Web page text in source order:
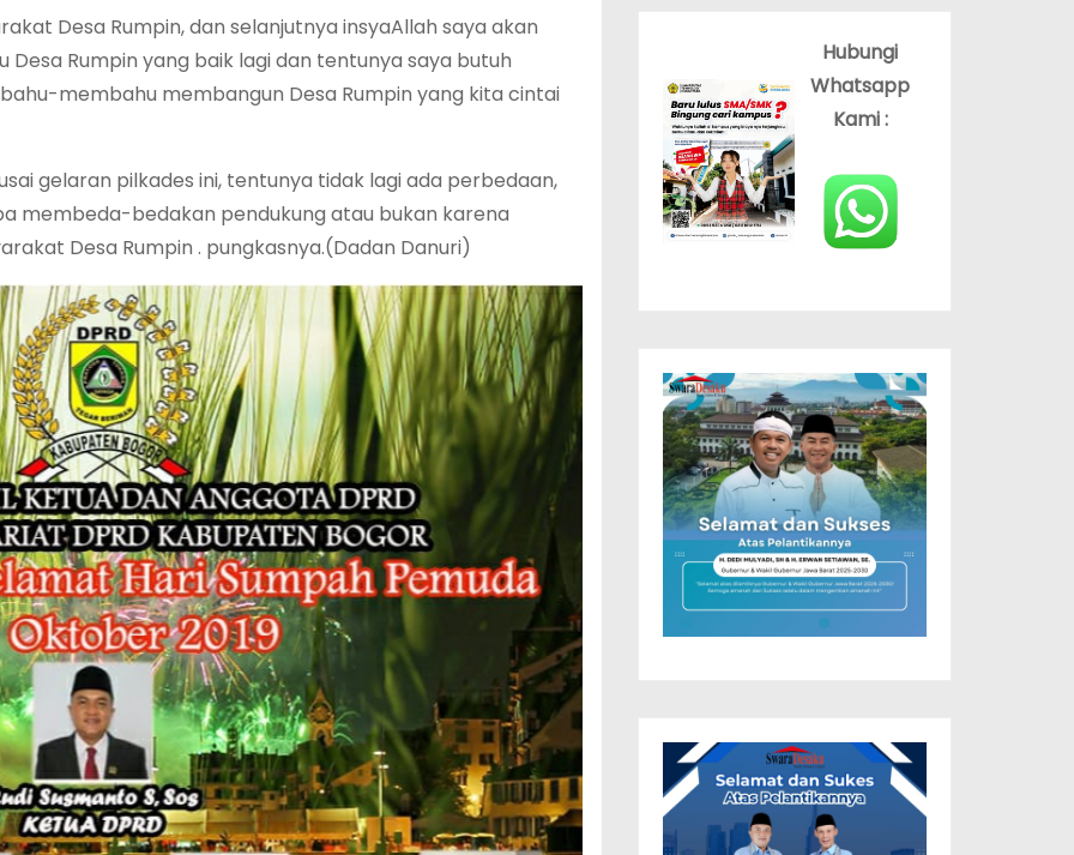
Desa Rumpin, dan selanjutnya insyaAllah saya akan
Rumpin yang baik lagi dan tentunya saya butuh
membahu membangun Desa Rumpin yang kita cintai
gelaran pilkades ini, tentunya tidak lagi ada perbedaan,
membeda-bedakan pendukung atau bukan karena
Desa Rumpin . pungkasnya.(Dadan Danuri)
Hubungi
Whatsapp
Kami :